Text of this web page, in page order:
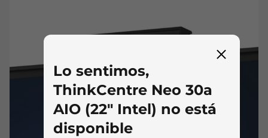
Lo sentimos,
ThinkCentre Neo 30a
AIO (22" Intel) no está
disponible